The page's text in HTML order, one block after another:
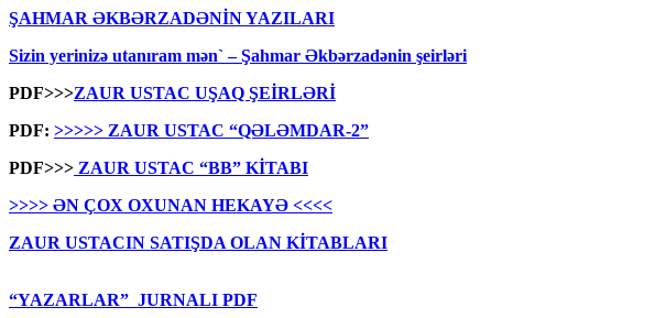
ŞAHMAR ƏKBƏRZADƏNİN YAZILARI
Sizin yerinizə utanıram mən` – Şahmar Əkbərzadənin şeirləri
PDF>>>ZAUR USTAC UŞAQ ŞEİRLƏRİ
PDF: >>>>> ZAUR USTAC “QƏLƏMDAR-2”
PDF>>> ZAUR USTAC “BB” KİTABI
>>>> ƏN ÇOX OXUNAN HEKAYƏ <<<<
ZAUR USTACIN SATIŞDA OLAN KİTABLARI
“YAZARLAR” JURNALI PDF